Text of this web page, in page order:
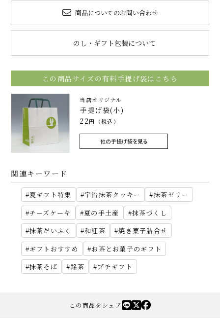
商品についてのお問い合わせ
のし・ギフト包装について
この商品サイズの有料手提げ袋はこちら
当店オリジナル
手提げ袋(小)
22円（税込）
他の手提げ袋を見る
関連キーワード
夏ギフト特集 宇治抹茶クッキー
抹茶ゼリー
チーズケーキ
夏の手土産
抹茶づくし
抹茶だいふく
和紅茶
焼き菓子詰合せ
ギフトおすすめ
お茶とお菓子のギフト
抹茶そば
銘茶 プチギフト
この商品をシェア